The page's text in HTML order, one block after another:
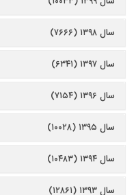
سال ۱۳۹۸ (۷۶۶۶)
سال ۱۳۹۷ (۶۳۴۱)
سال ۱۳۹۶ (۷۱۵۴)
سال ۱۳۹۵ (۱۰۰۲۸)
سال ۱۳۹۴ (۱۰۴۸۳)
سال ۱۳۹۳ (۱۲۸۶۱)